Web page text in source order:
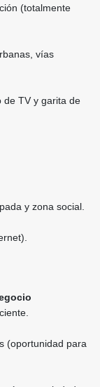
(totalmente
vías
de TV y garita de
y zona social.
(oportunidad para